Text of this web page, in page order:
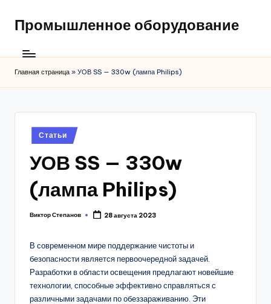
Промышленное оборудование
Главная страница » УОВ SS — 330w (лампа Philips)
Posted
in
Статьи
УОВ SS — 330w
(лампа Philips)
Posted
Виктор Степанов 28 августа 2023
В современном мире поддержание чистоты и
безопасности является первоочередной задачей.
Разработки в области освещения предлагают новейшие
технологии, способные эффективно справляться с
различными задачами по обеззараживанию. Эти